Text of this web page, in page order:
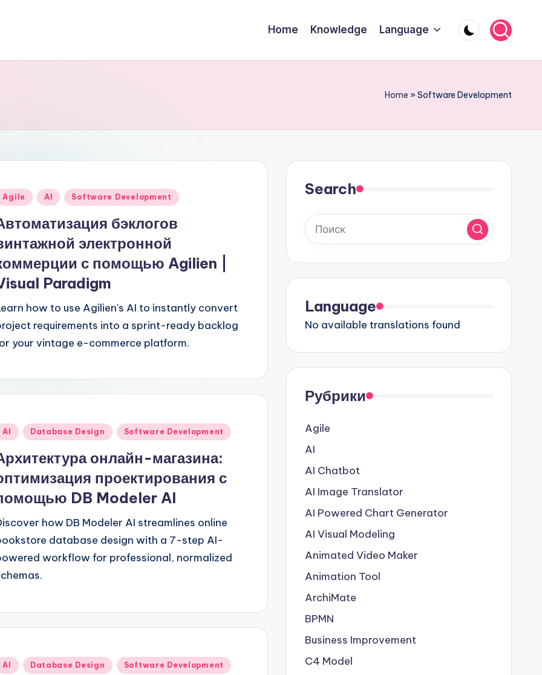
Home Knowledge Language
Home »Software Development
Agile AI Software Development
бэклогов
электронной
с помощью Agilien |
Paradigm
how to use Agilien's AI to instantly convert
requirements into a sprint-ready backlog
your vintage e-commerce platform.
AI Database Design Software Development
онлайн-магазина:
проектирования с
DB Modeler AI
how DB Modeler AI streamlines online
database design with a 7-step AI-
workflow for professional, normalized
AI Database Design Software Development
Search
Language
No available translations found
Рубрики
Agile
AI
AI Chatbot
AI Image Translator
AI Powered Chart Generator
AI Visual Modeling
Animated Video Maker
Animation Tool
ArchiMate
BPMN
Business Improvement
C4 Model